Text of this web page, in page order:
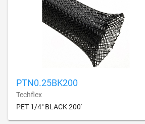
PTN0.25BK200
Techflex
PET 1/4" BLACK 200'